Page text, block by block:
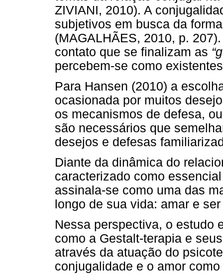
ZIVIANI, 2010). A
subjetivos em busca da
(MAGALHÃES, 2010, p.
contato que se finalizam as
percebem-se como
Para Hansen (2010) a
ocasionada por muitos
os mecanismos de defesa,
são necessários que
desejos e defesas
Diante da dinâmica do
caracterizado como
assinala-se como uma das
longo de sua vida: amar e
Nessa perspectiva, o estudo
como a Gestalt-terapia e
através da atuação do
conjugalidade e o amor